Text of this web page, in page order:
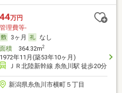
44万円
管理費等-
3ヶ月
なし
面積364.32m2
1972年11月(築53年10ヶ月)
ＪＲ北陸新幹線 糸魚川駅 徒歩20分
新潟県糸魚川市横町５丁目